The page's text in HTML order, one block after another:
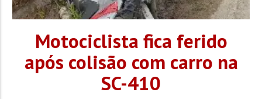
Motociclista fica ferido
após colisão com carro na
SC-410